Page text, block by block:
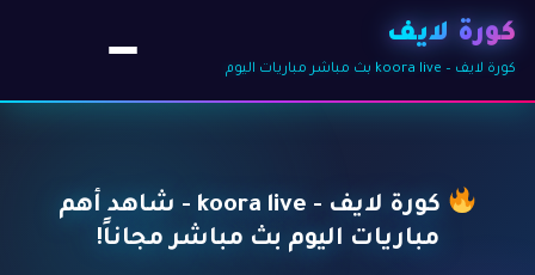
كورة لايف
كورة لايف – koora live بث مباشر مباريات اليوم
كورة لايف - koora live - شاهد أهم
مباريات اليوم بث مباشر مجاناً!